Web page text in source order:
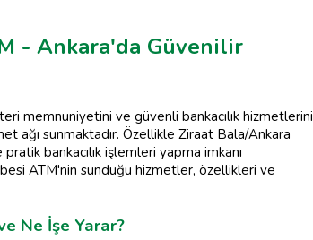
- Ankara'da Güvenilir
memnuniyetini ve güvenli bankacılık hizmetlerini
ağı sunmaktadır. Özellikle Ziraat Bala/Ankara
bankacılık işlemleri yapma imkanı
ATM'nin sunduğu hizmetler, özellikleri ve
Ne İşe Yarar?